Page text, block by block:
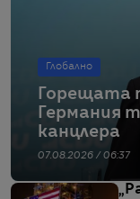
Глобално
Горещата
Германия
канцлера
07.08.2026 / 06:37